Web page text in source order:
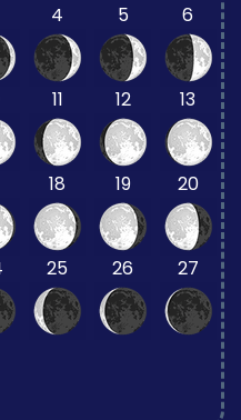
4 5 6
11 12 13
18 19 20
25 26 27